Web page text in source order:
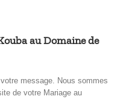
au Domaine de
message. Nous sommes
de votre Mariage au